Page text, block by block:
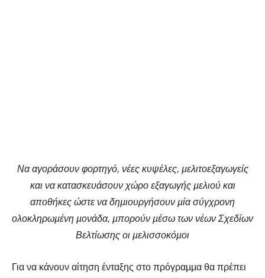
Να αγοράσουν φορτηγό, νέες κυψέλες, µελιτοεξαγωγείς
και να κατασκευάσουν χώρο εξαγωγής µελιού και
αποθήκες ώστε να δηµιουργήσουν µία σύγχρονη
ολοκληρωµένη µονάδα, µπορούν µέσω των νέων Σχεδίων
Βελτίωσης οι µελισσοκόµοι
Για να κάνουν αίτηση ένταξης στο πρόγραµµα θα πρέπει